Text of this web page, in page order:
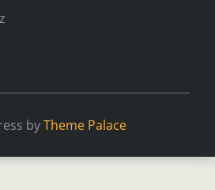
byTheme Palace